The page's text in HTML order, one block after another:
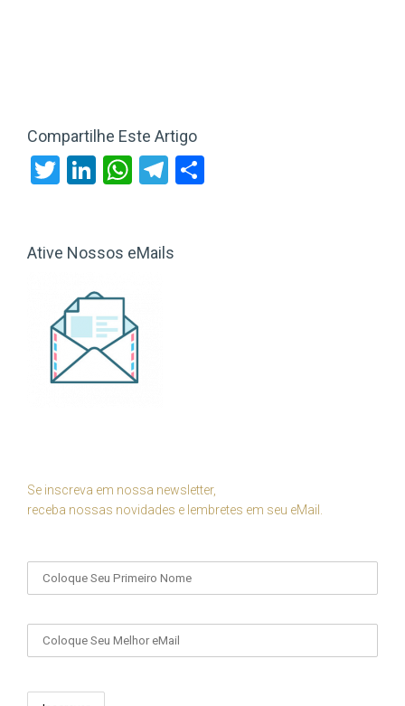
Compartilhe Este Artigo
Twitter
LinkedIn
WhatsApp
Telegram
Ative Nossos eMails
Se inscreva em nossa newsletter,
receba nossas novidades e lembretes em seu eMail.